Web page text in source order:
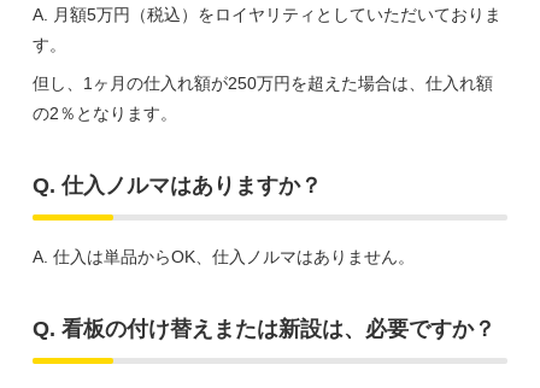
A. 月額5万円（税込）をロイヤリティとしていただいておりま
す。
但し、1ヶ月の仕入れ額が250万円を超えた場合は、仕入れ額
の2％となります。
Q. 仕入ノルマはありますか？
A. 仕入は単品からOK、仕入ノルマはありません。
Q. 看板の付け替えまたは新設は、必要ですか？